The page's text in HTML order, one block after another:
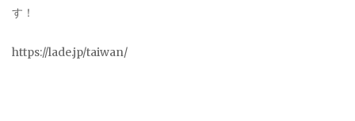
す！
https://lade.jp/taiwan/